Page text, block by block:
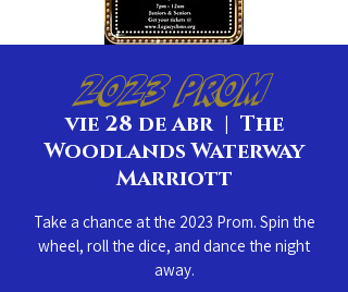
2023 Prom
vie 28 de abr
  |
The
Woodlands Waterway
Marriott
Take a chance at the 2023 Prom. Spin the
wheel, roll the dice, and dance the night
away.